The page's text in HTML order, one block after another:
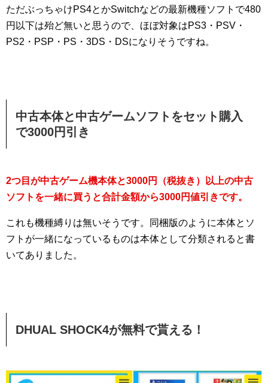
ただぶっちゃけPS4とかSwitchなどの最新機種ソフトで480
円以下は殆ど無いと思うので、ほぼ対象はPS3・PSV・
PS2・PSP・PS・3DS・DSになりそうですね。
中古本体と中古ゲームソフトをセット購入
で3000円引き
2つ目が中古ゲーム機本体と3000円（税抜き）以上の中古
ソフトを一緒に買うと合計金額から3000円値引きです。
これも機種縛りは無いそうです。同梱版のように本体とソ
フトが一緒になっているものは本体として分類されると書
いてありました。
DHUAL SHOCK4が無料で貰える！